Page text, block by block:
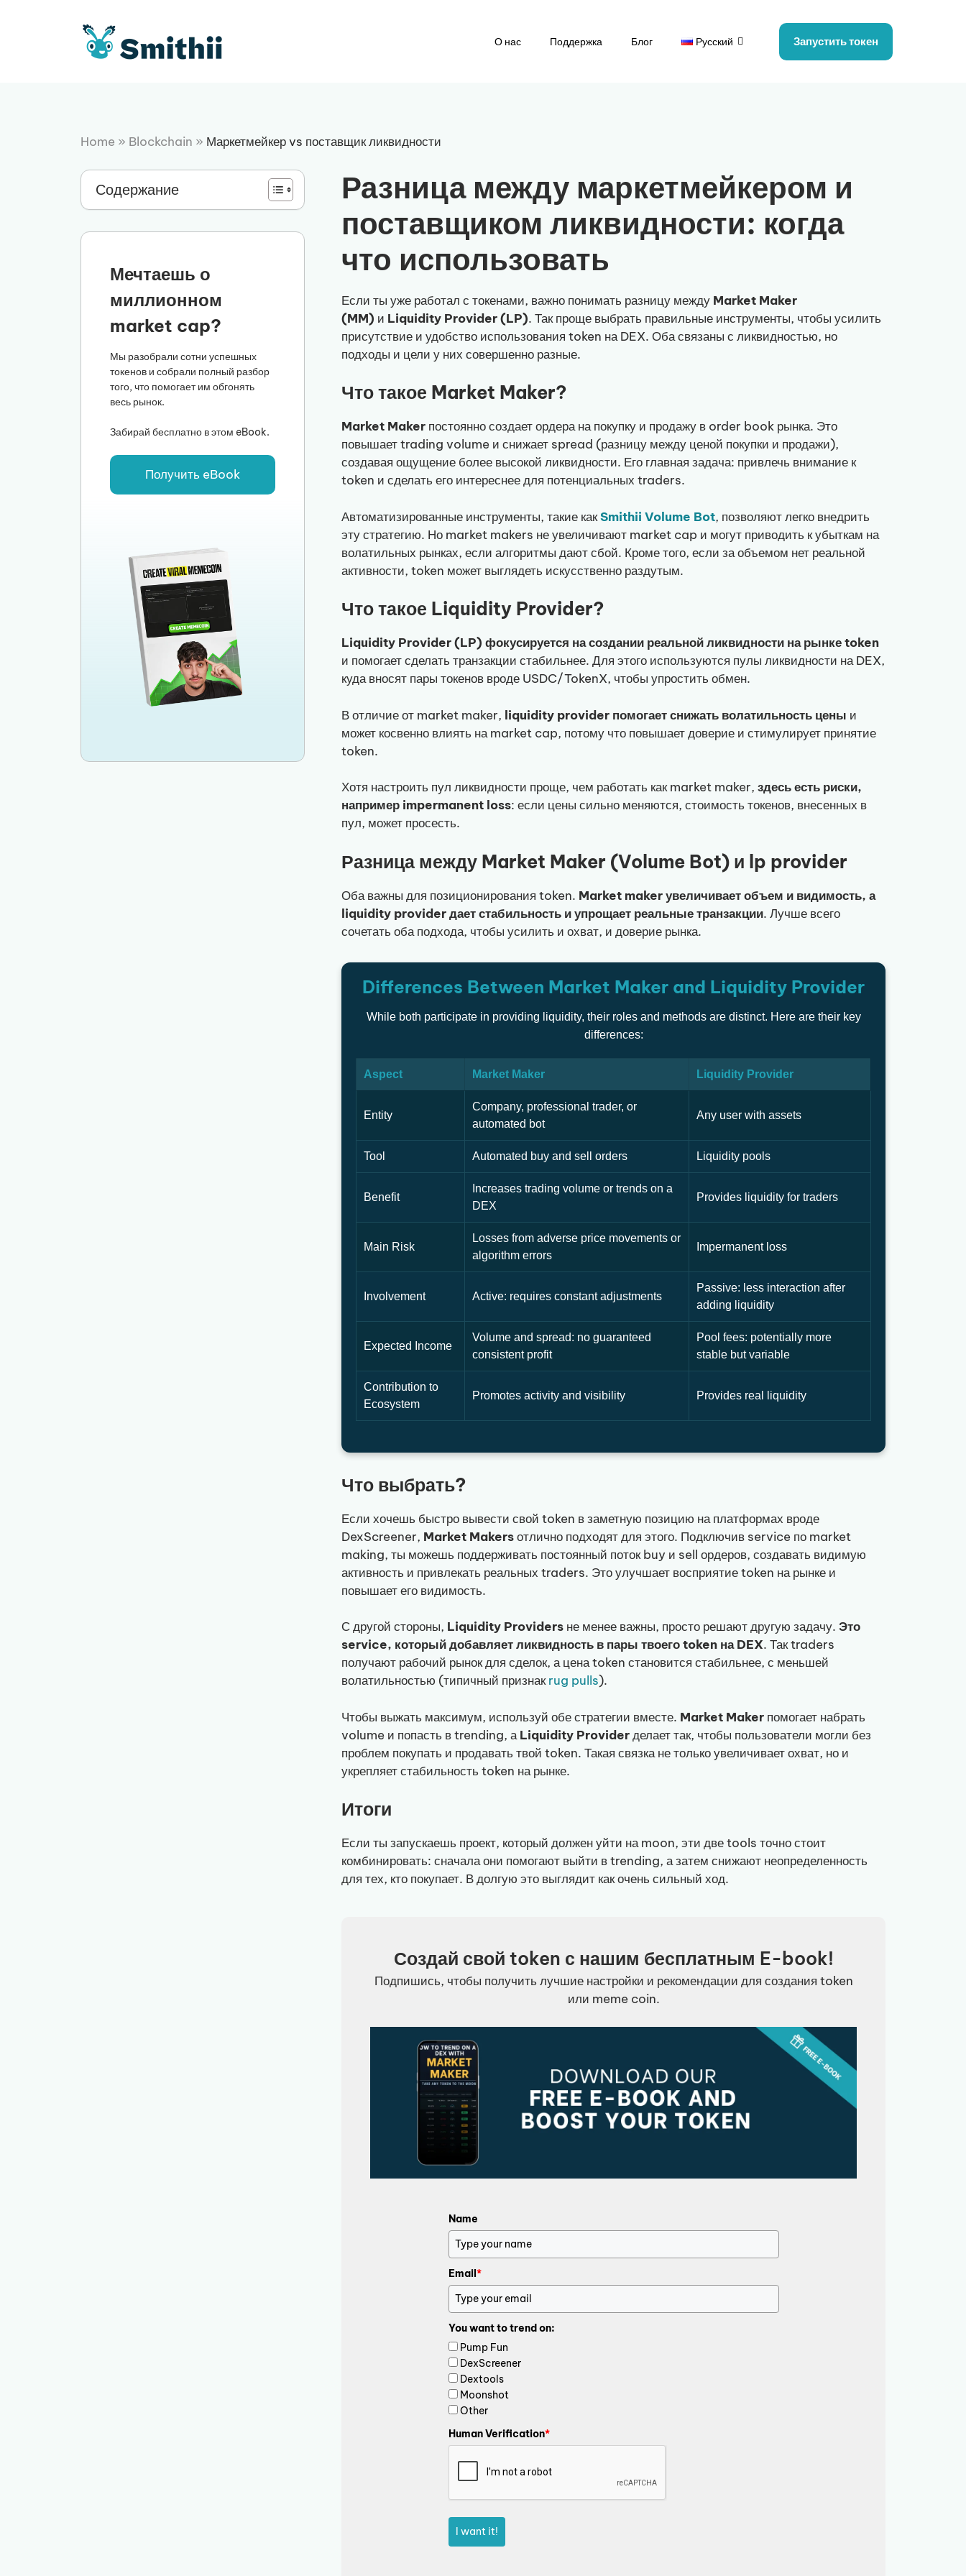
О нас Поддержка Блог Русский Запустить токен
Home » Blockchain » Маркетмейкер vs поставщик ликвидности
Содержание
Мечтаешь о
миллионном
market cap?
Мы разобрали сотни успешных
токенов и собрали полный разбор
того, что помогает им обгонять
весь рынок.
Забирай бесплатно в этом eBook.
Получить eBook
Разница между маркетмейкером и
поставщиком ликвидности: когда
что использовать
Если ты уже работал с токенами, важно понимать разницу между Market Maker
(MM) и Liquidity Provider (LP). Так проще выбрать правильные инструменты, чтобы усилить
присутствие и удобство использования token на DEX. Оба связаны с ликвидностью, но
подходы и цели у них совершенно разные.
Что такое Market Maker?
Market Maker постоянно создает ордера на покупку и продажу в order book рынка. Это
повышает trading volume и снижает spread (разницу между ценой покупки и продажи),
создавая ощущение более высокой ликвидности. Его главная задача: привлечь внимание к
token и сделать его интереснее для потенциальных traders.
Автоматизированные инструменты, такие какSmithii Volume Bot, позволяют легко внедрить
эту стратегию. Но market makers не увеличивают market cap и могут приводить к убыткам на
волатильных рынках, если алгоритмы дают сбой. Кроме того, если за объемом нет реальной
активности, token может выглядеть искусственно раздутым.
Что такое Liquidity Provider?
Liquidity Provider (LP) фокусируется на создании реальной ликвидности на рынке token
и помогает сделать транзакции стабильнее. Для этого используются пулы ликвидности на DEX,
куда вносят пары токенов вроде USDC/TokenX, чтобы упростить обмен.
В отличие от market maker, liquidity provider помогает снижать волатильность цены и
может косвенно влиять на market cap, потому что повышает доверие и стимулирует принятие
token.
Хотя настроить пул ликвидности проще, чем работать как market maker, здесь есть риски,
например impermanent loss: если цены сильно меняются, стоимость токенов, внесенных в
пул, может просесть.
Разница между Market Maker (Volume Bot) и lp provider
Оба важны для позиционирования token. Market maker увеличивает объем и видимость, а
liquidity provider дает стабильность и упрощает реальные транзакции. Лучше всего
сочетать оба подхода, чтобы усилить и охват, и доверие рынка.
Differences Between Market Maker and Liquidity Provider
While both participate in providing liquidity, their roles and methods are distinct. Here are their key
differences:
Aspect Market Maker Liquidity Provider
Entity
Company, professional trader, or
automated bot
Any user with assets
Tool Automated buy and sell orders Liquidity pools
Benefit
Increases trading volume or trends on a
DEX
Provides liquidity for traders
Main Risk
Losses from adverse price movements or
algorithm errors
Impermanent loss
Involvement Active: requires constant adjustments
Passive: less interaction after
adding liquidity
Expected Income
Volume and spread: no guaranteed
consistent profit
Pool fees: potentially more
stable but variable
Contribution to
Ecosystem
Promotes activity and visibility Provides real liquidity
Что выбрать?
Если хочешь быстро вывести свой token в заметную позицию на платформах вроде
DexScreener, Market Makersотлично подходят для этого. Подключив service по market
making, ты можешь поддерживать постоянный поток buy и sell ордеров, создавать видимую
активность и привлекать реальных traders. Это улучшает восприятие token на рынке и
повышает его видимость.
С другой стороны, Liquidity Providers не менее важны, просто решают другую задачу. Это
service, который добавляет ликвидность в пары твоего token на DEX. Так traders
получают рабочий рынок для сделок, а цена token становится стабильнее, с меньшей
волатильностью (типичный признакrug pulls).
Чтобы выжать максимум, используй обе стратегии вместе. Market Maker помогает набрать
volume и попасть в trending, аLiquidity Providerделает так, чтобы пользователи могли без
проблем покупать и продавать твой token. Такая связка не только увеличивает охват, но и
укрепляет стабильность token на рынке.
Итоги
Если ты запускаешь проект, который должен уйти на moon, эти две tools точно стоит
комбинировать: сначала они помогают выйти в trending, а затем снижают неопределенность
для тех, кто покупает. В долгую это выглядит как очень сильный ход.
Создай свой token с нашим бесплатным E-book!
Подпишись, чтобы получить лучшие настройки и рекомендации для создания token
или meme coin.
Name
Email*
You want to trend on:
Pump Fun
DexScreener
Dextools
Moonshot
Other
Human Verification*
I want it!